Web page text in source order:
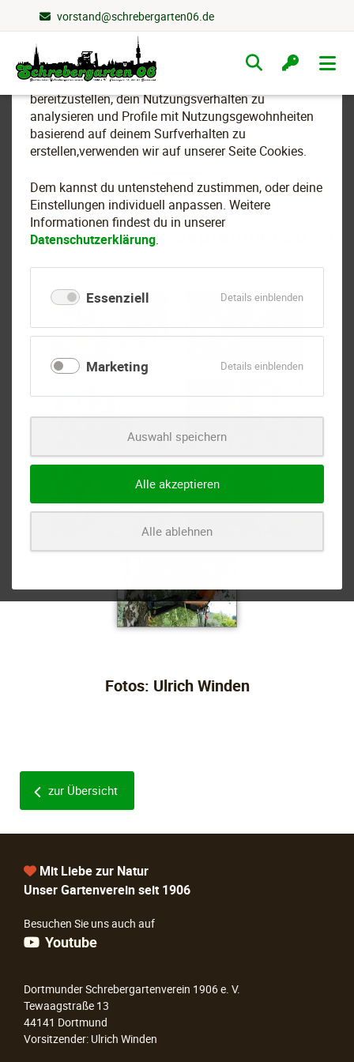
Wir nutzen Cookies
Um essenzielle Funktionen dieser Webseite
bereitzustellen, dein Nutzungsverhalten zu
analysieren und Profile mit Nutzungsgewohnheiten
basierend auf deinem Surfverhalten zu
erstellen,verwenden wir auf unserer Seite Cookies.
Dem kannst du untenstehend zustimmen, oder deine
Einstellungen individuell anpassen. Weitere
Informationen findest du in unserer
Datenschutzerklärung.
Essenziell Details einblendenfür
Marketing Details einblendenfür
Auswahl speichern
Alle akzeptieren
Alle ablehnen
vorstand@schrebergarten06.de
Navigation
überspringen
2018
Baumkletterer (September 2018)
Fotos: Ulrich Winden
zur Übersicht
Mit Liebe zur Natur
Unser Gartenverein seit 1906
Besuchen Sie uns auch auf
Youtube
Dortmunder Schrebergartenverein 1906 e. V.
Tewaagstraße 13
44141 Dortmund
Vorsitzender: Ulrich Winden